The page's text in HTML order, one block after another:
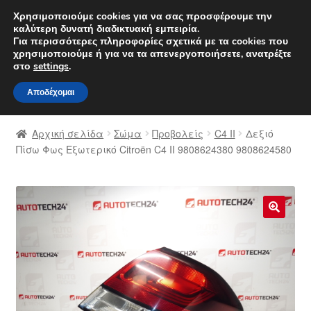
ΑΠΟΣΤΟΛΗ από 7 EUR
Δευτέρα-Παρ. 9 π.μ. - 4 μ.μ.
Απευθείας
μετάβαση
στην
πλοήγηση
Μετάβαση
σε
περιεχόμενο
Αρχική
Διαδικασία Παραπόνων
Μεταφορά
Ο λογαριασμός μου
Αρχική σελίδα Σώμα Προβολείς C4 II
Δεξιό
Πίσω Φως Εξωτερικό Citroën C4 II 9808624380 9808624580
Χρησιμοποιούμε cookies για να σας προσφέρουμε την
καλύτερη δυνατή διαδικτυακή εμπειρία.
Για περισσότερες πληροφορίες σχετικά με τα cookies που
χρησιμοποιούμε ή για να τα απενεργοποιήσετε, ανατρέξτε
στο settings.
Αποδέχομαι